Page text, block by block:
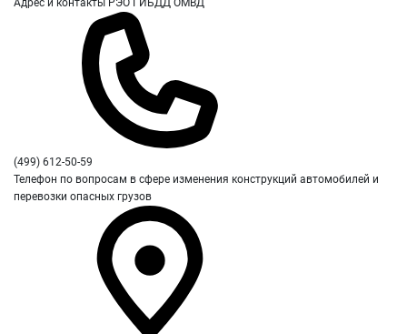
Адрес и контакты РЭО ГИБДД ОМВД
(499) 612-50-59
Телефон по вопросам в сфере изменения конструкций автомобилей и
перевозки опасных грузов